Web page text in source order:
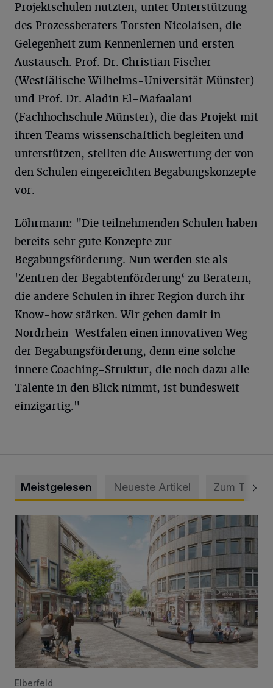
Projektschulen nutzten, unter Unterstützung
des Prozessberaters Torsten Nicolaisen, die
Gelegenheit zum Kennenlernen und ersten
Austausch. Prof. Dr. Christian Fischer
(Westfälische Wilhelms-Universität Münster)
und Prof. Dr. Aladin El-Mafaalani
(Fachhochschule Münster), die das Projekt mit
ihren Teams wissenschaftlich begleiten und
unterstützen, stellten die Auswertung der von
den Schulen eingereichten Begabungskonzepte
vor.
Löhrmann: "Die teilnehmenden Schulen haben
bereits sehr gute Konzepte zur
Begabungsförderung. Nun werden sie als
'Zentren der Begabtenförderung‘ zu Beratern,
die andere Schulen in ihrer Region durch ihr
Know-how stärken. Wir gehen damit in
Nordrhein-Westfalen einen innovativen Weg
der Begabungsförderung, denn eine solche
innere Coaching-Struktur, die noch dazu alle
Talente in den Blick nimmt, ist bundesweit
einzigartig."
Meistgelesen Neueste Artikel Zum Thema
Ein neuer Brunnen für die Alte Freiheit
Elberfeld